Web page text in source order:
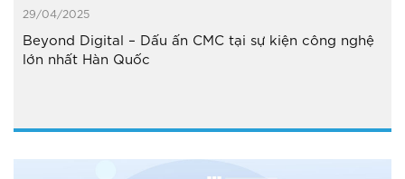
29/04/2025
Beyond Digital – Dấu ấn CMC tại sự kiện công nghệ
lớn nhất Hàn Quốc